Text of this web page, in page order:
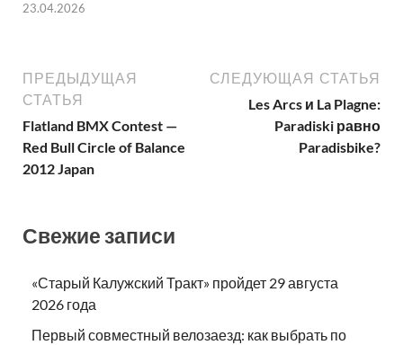
23.04.2026
ПРЕДЫДУЩАЯ
СТАТЬЯ
Flatland BMX Contest —
Red Bull Circle of Balance
2012 Japan
СЛЕДУЮЩАЯ СТАТЬЯ
Les Arcs и La Plagne:
Paradiski равно
Paradisbike?
Свежие записи
«Старый Калужский Тракт» пройдет 29 августа
2026 года
Первый совместный велозаезд: как выбрать по